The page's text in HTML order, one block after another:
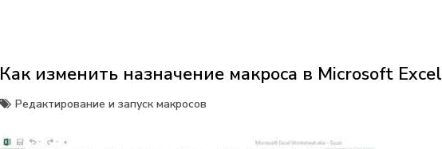
Как изменить назначение макроса в Microsoft Excel
Редактирование и запуск макросов